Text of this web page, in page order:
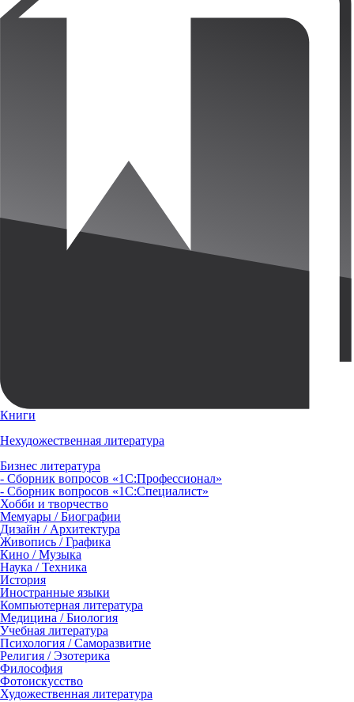
Книги
Нехудожественная литература
Бизнес литература
- Сборник вопросов «1С:Профессионал»
- Сборник вопросов «1С:Специалист»
Хобби и творчество
Мемуары / Биографии
Дизайн / Архитектура
Живопись / Графика
Кино / Музыка
Наука / Техника
История
Иностранные языки
Компьютерная литература
Медицина / Биология
Учебная литература
Психология / Саморазвитие
Религия / Эзотерика
Философия
Фотоискусство
Художественная литература